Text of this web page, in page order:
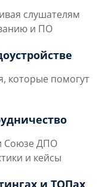
слушателям
и ПО
которые помогут
Союзе ДПО
и кейсы
и ТОПах